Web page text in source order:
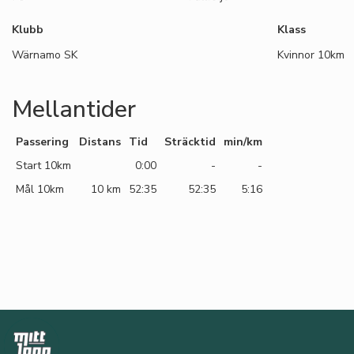
Klubb
Wärnamo SK
Klass
Kvinnor 10km
Mellantider
Passering Distans Tid Sträcktid
min/km
Start 10km
0:00 -
-
Mål 10km
10 km 52:35 52:35 5:16